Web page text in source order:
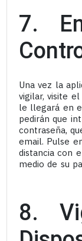
7.
Una vez la
vigilar, visite
le llegará en
pedirán que
contraseña,
email. Pulse
distancia con
medio de su
8.